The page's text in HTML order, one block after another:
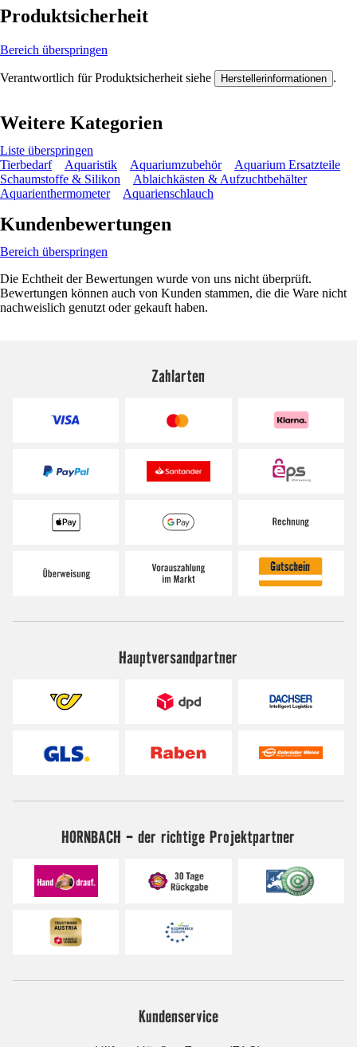
Produktsicherheit
Bereich überspringen
Verantwortlich für Produktsicherheit siehe Herstellerinformationen .
Weitere Kategorien
Liste überspringen
Tierbedarf
Aquaristik Aquariumzubehör
Aquarium Ersatzteile
Schaumstoffe & Silikon
Ablaichkästen & Aufzuchtbehälter
Aquarienthermometer
Aquarienschlauch
Kundenbewertungen
Bereich überspringen
Die Echtheit der Bewertungen wurde von uns nicht überprüft.
Bewertungen können auch von Kunden stammen, die die Ware nicht
nachweislich genutzt oder gekauft haben.
Zahlarten
Hauptversandpartner
HORNBACH - der richtige Projektpartner
Kundenservice